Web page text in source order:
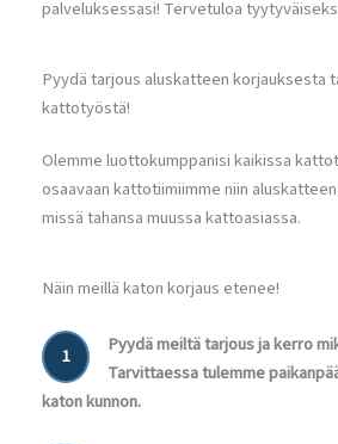
palveluksessasi! Tervetuloa
Pyydä tarjous aluskatteen korjauksesta
kattotyöstä!
Olemme luottokumppanisi kaikissa
osaavaan kattotiimiimme niin
missä tahansa muussa kattoasiassa.
Näin meillä katon korjaus etenee!
1
Pyydä meiltä tarjous ja kerro
Tarvittaessa tulemme
katon kunnon.